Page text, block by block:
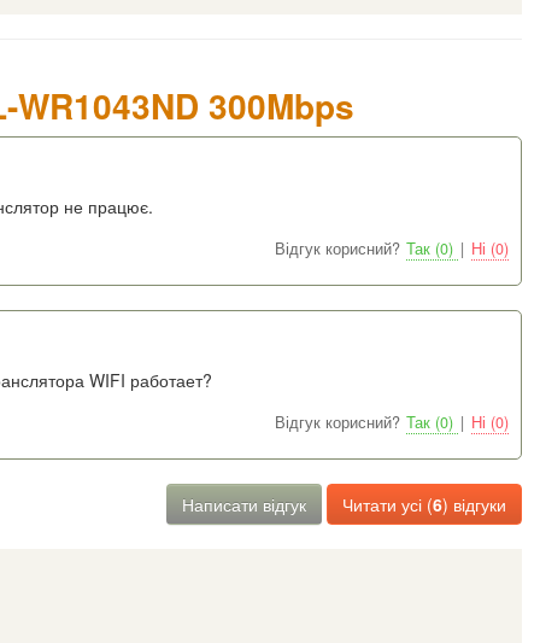
WR1043ND 300Mbps
не працює.
Відгук корисний? Так (0) | Ні (0)
WIFI работает?
Відгук корисний? Так (0) | Ні (0)
Написати відгук Читати усі (6) відгуки